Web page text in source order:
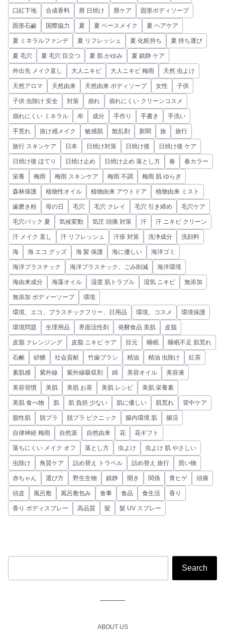
口紅下地 合成香料 唇 日焼け 唇ケア 固形ボディソープ
固形石鹼 国際協力 夏 夏 ベースメイク 夏 ヘアケア
夏 ミネラルファンデ 夏 リフレッシュ 夏 化粧持ち 夏 持ち運び
夏 毛穴 夏 毛穴 目立つ 夏 肌 かゆみ 夏 鎮静 ケア
外出先 メイク直し 大人ニキビ 大人ニキビ 梅雨 天然 虫よけ
天然アロマ 天然由来 天然由来 ボディソープ 女性 子供
子供 虫除け 安全 対策 崩れ 崩れにくい クリーンコスメ
崩れにくい ミネラル 布 成分 手作り 手書き 手洗い
手荒れ 抜け感メイク 敏感肌 散乱剤 新聞 旅 旅行
旅行 スキンケア 日本 日焼け対策 日焼け後 日焼け後 ケア
日焼け後 ほてり 日焼け止め 日焼け止め 落とし方 春 春カラー
栄養 梅雨 梅雨 スキンケア 梅雨 不調 梅雨 肌 ゆらぎ
森林保護 植物性オイル 植物由来 アウトドア 植物由来 ミスト
歯磨き粉 母の日 毛穴 毛穴 クレイ 毛穴 引き締め 毛穴ケア
毛穴パック 夏 気候変動 気圧 頭痛 対策 汗 汗 ニキビ クリーン
汗 メイク 直し 汗 リフレッシュ 汗疹 対策 洗浄成分 洗顔料
海 海 エコ グッズ 海 髪 保護 海に優しい 海洋ゴミ
海洋プラスチック 海洋プラスチック、ごみ削減 海洋環境
海由来成分 海藻オイル 湿度 肌トラブル 湿気 ニキビ 無添加
無添加 ボディーソープ 環境
環境、エコ、プラスチックフリー、日用品 環境、コスメ 環境保護
環境問題 生理用品 界面活性剤 発酵食品 美肌 皮脂
皮脂 クレンジング 皮脂 ニキビ ケア 目元 睡眠 睡眠不足 肌荒れ
石鹸 砂糖 社会貢献 竹歯ブラシ 精油 精油 虫除け 紅茶
素肌感 紫外線 紫外線吸収剤 綿 美容オイル 美容液
美容習慣 美肌 美肌 お茶 美肌 レシピ 美肌 栄養素
美肌 食べ物 肌 肌 負担 少ない 肌に優しい 肌荒れ 背中ケア
脂性肌 脱プラ 脱プラ ピクニック 腸内環境 肌 腸活
自律神経 梅雨 自然派 自然由来 花 花ギフト
落ちにくい メイク オフ 落とし方 虫よけ 虫よけ 肌 やさしい
虫除け 角質ケア 詰め替え トラベル 詰め替え 旅行 買い物
赤ちゃん 選び方 野生生物 鎮静 開き 関係 青ヒゲ 頭痛
頭皮 風呂敷 風呂敷包み 食事 食品 食生活 香り
香り ボディスプレー 高品質 髪 髪 UV スプレー
ABOUT US